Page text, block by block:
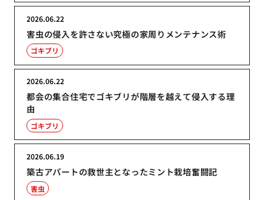
害虫の侵入を許さない究極の家周りメンテナンス術
2026.06.22
ゴキブリ
都会の集合住宅でゴキブリが階層を越えて侵入する理
由
2026.06.22
ゴキブリ
築古アパートの救世主となったミント栽培奮闘記
2026.06.19
害虫